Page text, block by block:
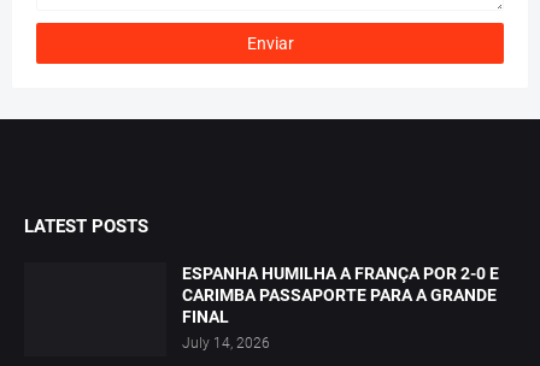
LATEST POSTS
ESPANHA HUMILHA A FRANÇA POR 2-0 E
CARIMBA PASSAPORTE PARA A GRANDE
FINAL
July 14, 2026